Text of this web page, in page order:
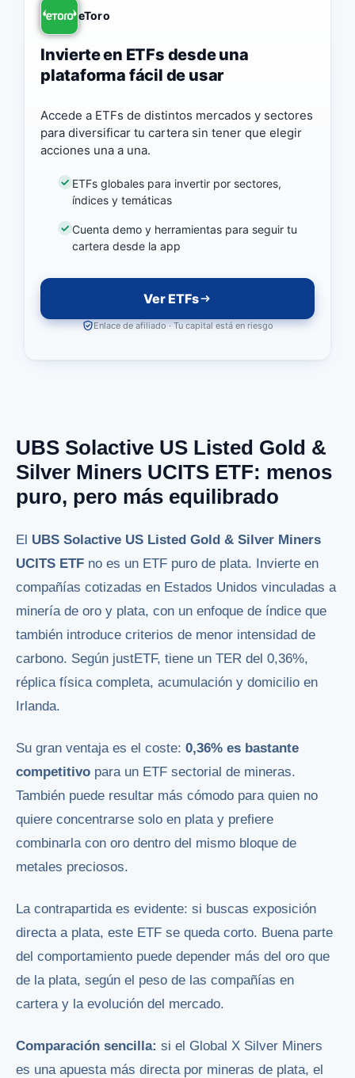
eToro
Invierte en ETFs desde una
plataforma fácil de usar
Accede a ETFs de distintos mercados y sectores
para diversificar tu cartera sin tener que elegir
acciones una a una.
ETFs globales para invertir por sectores,
índices y temáticas
Cuenta demo y herramientas para seguir tu
cartera desde la app
Ver ETFs
Enlace de afiliado · Tu capital está en riesgo
UBS Solactive US Listed Gold &
Silver Miners UCITS ETF: menos
puro, pero más equilibrado
El UBS Solactive US Listed Gold & Silver Miners
UCITS ETF no es un ETF puro de plata. Invierte en
compañías cotizadas en Estados Unidos vinculadas a
minería de oro y plata, con un enfoque de índice que
también introduce criterios de menor intensidad de
carbono. Según justETF, tiene un TER del 0,36%,
réplica física completa, acumulación y domicilio en
Irlanda.
Su gran ventaja es el coste: 0,36% es bastante
competitivo para un ETF sectorial de mineras.
También puede resultar más cómodo para quien no
quiere concentrarse solo en plata y prefiere
combinarla con oro dentro del mismo bloque de
metales preciosos.
La contrapartida es evidente: si buscas exposición
directa a plata, este ETF se queda corto. Buena parte
del comportamiento puede depender más del oro que
de la plata, según el peso de las compañías en
cartera y la evolución del mercado.
Comparación sencilla: si el Global X Silver Miners
es una apuesta más directa por mineras de plata, el